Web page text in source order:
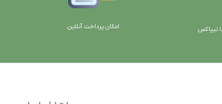
تیپاکس امکان پرداخت آنلاین